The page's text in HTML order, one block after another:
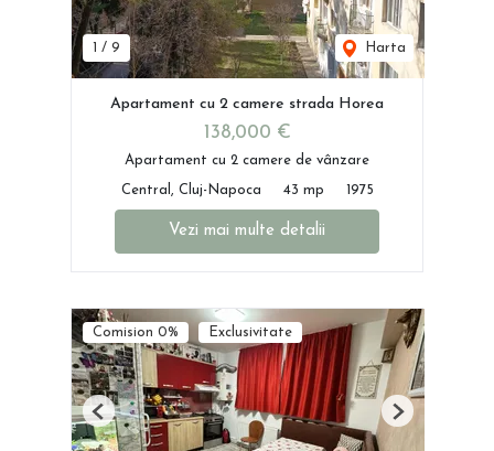
/ 9 Harta
Apartament cu 2 camere strada Horea
138,000 €
Apartament cu 2 camere de vânzare
Central, Cluj-Napoca 43 mp 1975
Vezi mai multe detalii
Comision 0% Exclusivitate
Previous Next